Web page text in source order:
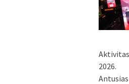
2026.